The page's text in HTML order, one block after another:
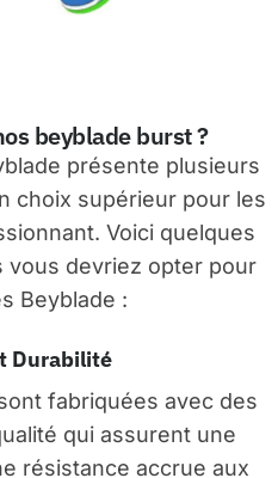
beyblade burst ?
présente plusieurs
choix supérieur pour les
Voici quelques
vous devriez opter pour
Beyblade :
Durabilité
fabriquées avec des
qui assurent une
résistance accrue aux